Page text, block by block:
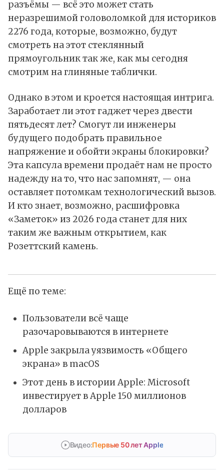
разъёмы — всё это может стать
неразрешимой головоломкой для историков
2276 года, которые, возможно, будут
смотреть на этот стеклянный
прямоугольник так же, как мы сегодня
смотрим на глиняные таблички.
Однако в этом и кроется настоящая интрига.
Заработает ли этот гаджет через двести
пятьдесят лет? Смогут ли инженеры
будущего подобрать правильное
напряжение и обойти экраны блокировки?
Эта капсула времени продаёт нам не просто
надежду на то, что нас запомнят, — она
оставляет потомкам технологический вызов.
И кто знает, возможно, расшифровка
«Заметок» из 2026 года станет для них
таким же важным открытием, как
Розеттский камень.
Ещё по теме:
Пользователи всё чаще
разочаровываются в интернете
Apple закрыла уязвимость «Общего
экрана» в macOS
Этот день в истории Apple: Microsoft
инвестирует в Apple 150 миллионов
долларов
Видео:Первые 50 лет Apple